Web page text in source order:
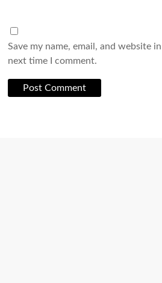
Save my name, email, and website
next time I comment.